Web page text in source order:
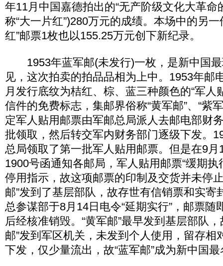
年11月中国嘉德拍出的“无产阶级文化大革命
称“大一片红”)280万元的成绩。本场中的另
红”邮票1枚也以155.25万元创下新纪录。
1953年蓝军邮(未发行)一枚，是新中国最
见，这次拍卖的拍品品相为上中。1953年邮
月发行底纹为桔红、棕、蓝三种颜色的“军人
信件的免费标志，集邮界俗称“黄军邮”、“紫
定军人贴用邮票由军邮总局派人去邮电部财
批领取，然后转交军内财务部门逐级下发。
总局领取了第一批军人贴用邮票。但是在9
1900号函通知各邮局，军人贴用邮票“缓期执
停用指示，故这项邮票的印制及交货并未停
邮”发到了基层部队，故存世有信销票和实寄
总参谋部于8月14日电令“延期实行”，邮票随
后经核准销毁。“黄军邮”最早发到基层部队
邮”发到军区机关，未发到个人使用，留存相
下发，仅少量流出，故“蓝军邮”成为新中国